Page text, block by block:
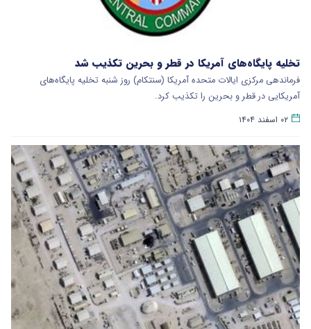
تخلیه پایگاه‌های آمریکا در قطر و بحرین تکذیب شد
فرماندهی مرکزی ایالات متحده آمریکا (سنتکام) روز شنبه تخلیه پایگاه‌های
آمریکایی در قطر و بحرین را تکذیب کرد.
۰۲ اسفند ۱۴۰۴